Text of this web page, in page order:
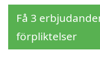
Få 3
förpliktelser